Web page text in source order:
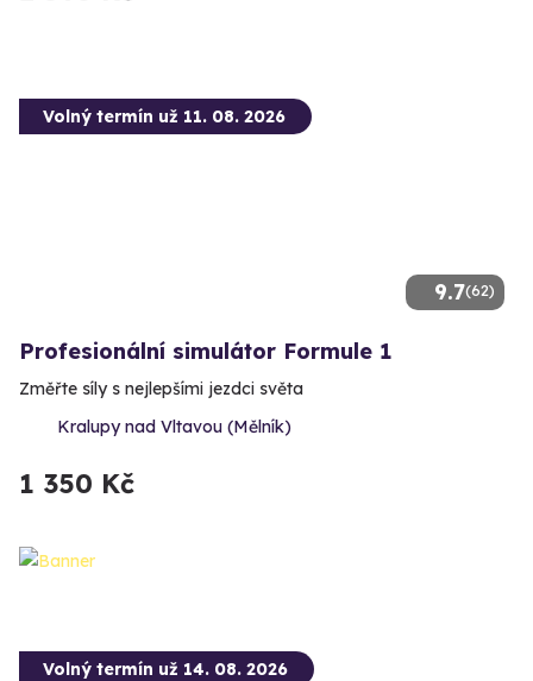
9.7(62)
Volný termín už 11. 08. 2026
Profesionální simulátor Formule 1
Změřte síly s nejlepšími jezdci světa
Kralupy nad Vltavou (Mělník)
1 350 Kč
Volný termín už 14. 08. 2026